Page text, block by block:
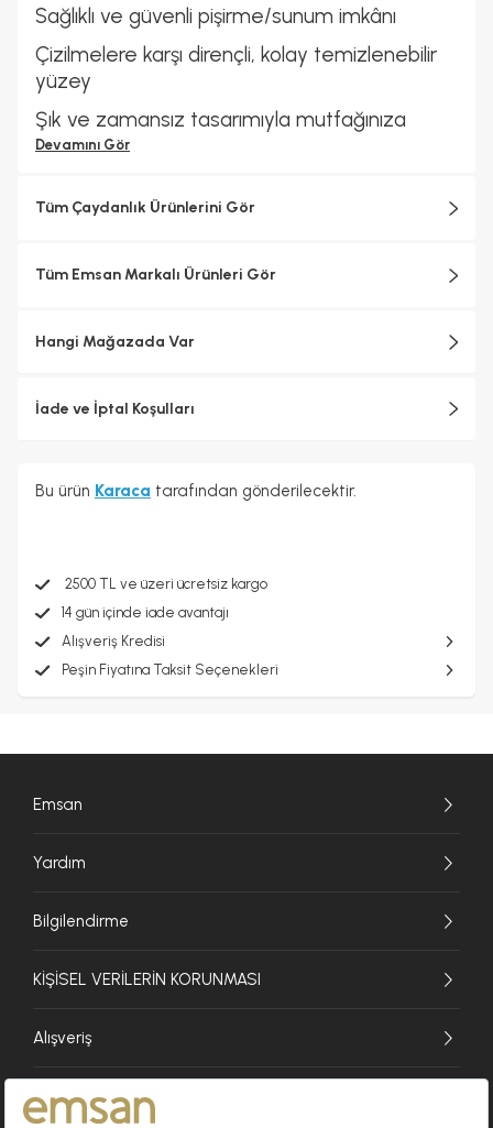
Sağlıklı ve güvenli pişirme/sunum imkânı
Çizilmelere karşı dirençli, kolay temizlenebilir
yüzey
Şık ve zamansız tasarımıyla mutfağınıza
estetik katar
Devamını Gör
Tüm Çaydanlık Ürünlerini Gör
Tüm Emsan Markalı Ürünleri Gör
Hangi Mağazada Var
İade ve İptal Koşulları
Bu ürün Karaca tarafından gönderilecektir.
2500 TL ve üzeri ücretsiz kargo
14 gün içinde iade avantajı
Alışveriş Kredisi
Peşin Fiyatına Taksit Seçenekleri
Emsan
Yardım
Bilgilendirme
KİŞİSEL VERİLERİN KORUNMASI
Alışveriş